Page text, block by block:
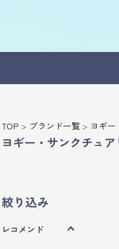
TOP > ブランド一覧 > ヨギー
ヨギー・サンクチュア
絞り込み
レコメンド